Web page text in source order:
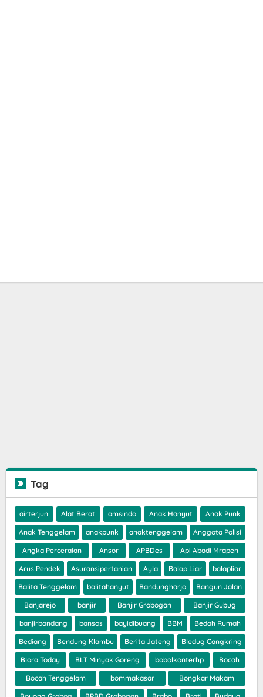
Tag
airterjun Alat Berat amsindo Anak Hanyut Anak Punk
Anak Tenggelam anakpunk anaktenggelam Anggota Polisi
Angka Perceraian Ansor APBDes Api Abadi Mrapen
Arus Pendek Asuransipertanian Ayla Balap Liar balapliar
Balita Tenggelam balitahanyut Bandungharjo Bangun Jalan
Banjarejo banjir Banjir Grobogan Banjir Gubug
banjirbandang bansos bayidibuang BBM Bedah Rumah
Bediang Bendung Klambu Berita Jateng Bledug Cangkring
Blora Today BLT Minyak Goreng bobolkonterhp Bocah
Bocah Tenggelam bommakasar Bongkar Makam